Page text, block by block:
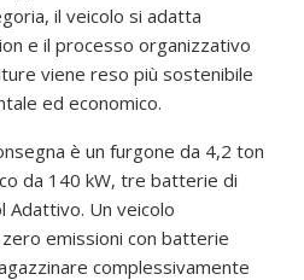
il veicolo si adatta
e il processo organizzativo
viene reso più sostenibile
ed economico.
è un furgone da 4,2 ton
da 140 kW, tre batterie di
Adattivo. Un veicolo
emissioni con batterie
complessivamente